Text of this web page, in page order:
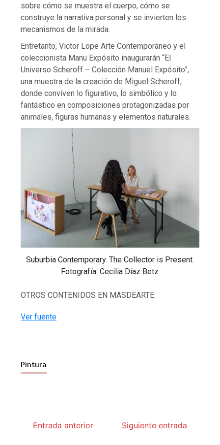
sobre cómo se muestra el cuerpo, cómo se
construye la narrativa personal y se invierten los
mecanismos de la mirada.
Entretanto, Victor Lope Arte Contemporáneo y el
coleccionista Manu Expósito inaugurarán “El
Universo Scheroff – Colección Manuel Expósito”,
una muestra de la creación de Miguel Scheroff,
donde conviven lo figurativo, lo simbólico y lo
fantástico en composiciones protagonizadas por
animales, figuras humanas y elementos naturales.
Suburbia Contemporary. The Collector is Present.
Fotografía: Cecilia Díaz Betz
OTROS CONTENIDOS EN MASDEARTE:
Ver fuente
Pintura
Entrada anterior Siguiente entrada